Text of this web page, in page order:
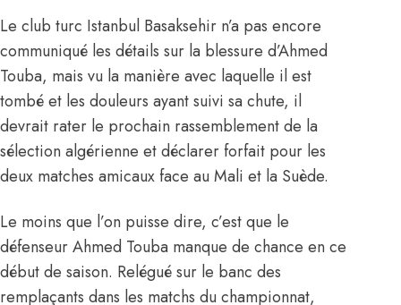
Le club turc Istanbul Basaksehir n’a pas encore
communiqué les détails sur la blessure d’Ahmed
Touba, mais vu la manière avec laquelle il est
tombé et les douleurs ayant suivi sa chute, il
devrait rater le prochain rassemblement de la
sélection algérienne et déclarer forfait pour les
deux matches amicaux face au Mali et la Suède.
Le moins que l’on puisse dire, c’est que le
défenseur Ahmed Touba manque de chance en ce
début de saison. Relégué sur le banc des
remplaçants dans les matchs du championnat,